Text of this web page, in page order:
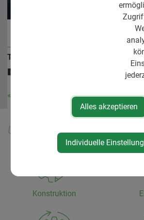
Teile den Artikel
« zurück
Unsere Kompetenzen
Konstruktion
Alles akzeptieren
Individuelle